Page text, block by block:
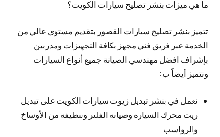
ما هي ميزات بنشر تصليح سيارات الكويت؟
تتميز بنشر تصليح سيارات القصور بتقديم مستوى عالي من
الخدمة عبر فريق فني مجهز بكافة التجهيزات ومدربين
بإشراف افضل مهندسي الصيانة جميع أنواع السيارات
ونتميز أيضاً ب:
نعمل في بنشر تبديل زيوت سيارات الكويت على تبديل
زيت محرك السيارة وصيانة الفلتر وتنظيفه من الأوساخ
والرواسب